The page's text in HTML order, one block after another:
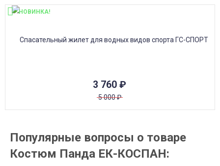
3 760 ₽
5 000₽
НОВИНКА!
Популярные вопросы о товаре
Костюм Панда ЕК-КОСПАН: